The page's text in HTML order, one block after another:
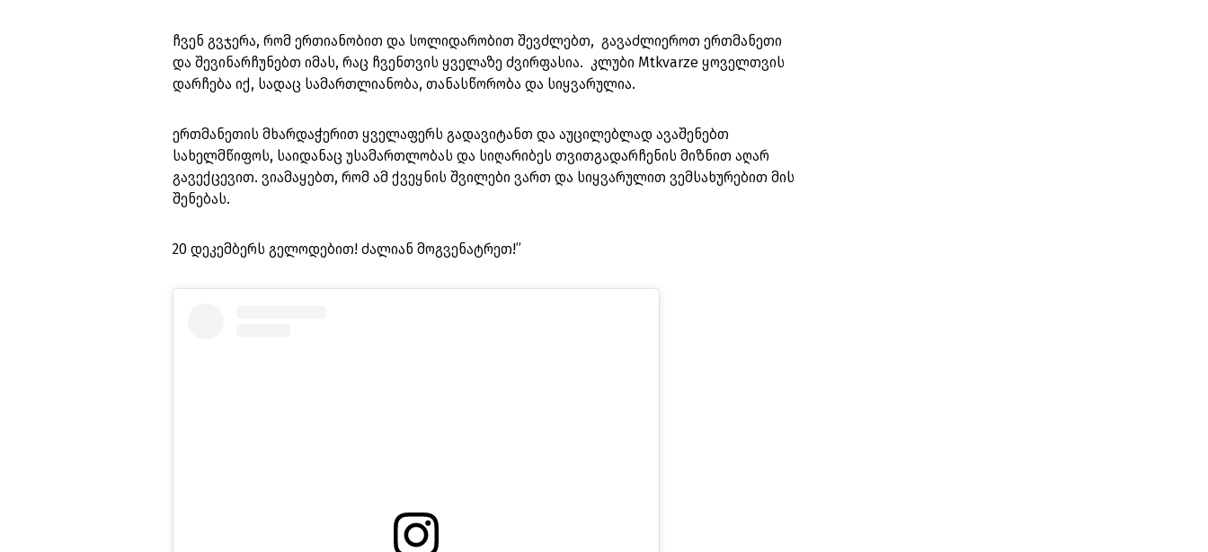
ჩვენ გვჯერა, რომ ერთიანობით და სოლიდარობით შევძლებთ, გავაძლიეროთ ერთმანეთი
და შევინარჩუნებთ იმას, რაც ჩვენთვის ყველაზე ძვირფასია. კლუბი Mtkvarze ყოველთვის
დარჩება იქ, სადაც სამართლიანობა, თანასწორობა და სიყვარულია.
ერთმანეთის მხარდაჭერით ყველაფერს გადავიტანთ და აუცილებლად ავაშენებთ
სახელმწიფოს, საიდანაც უსამართლობას და სიღარიბეს თვითგადარჩენის მიზნით აღარ
გავექცევით. ვიამაყებთ, რომ ამ ქვეყნის შვილები ვართ და სიყვარულით ვემსახურებით მის
შენებას.
20 დეკემბერს გელოდებით! ძალიან მოგვენატრეთ!”